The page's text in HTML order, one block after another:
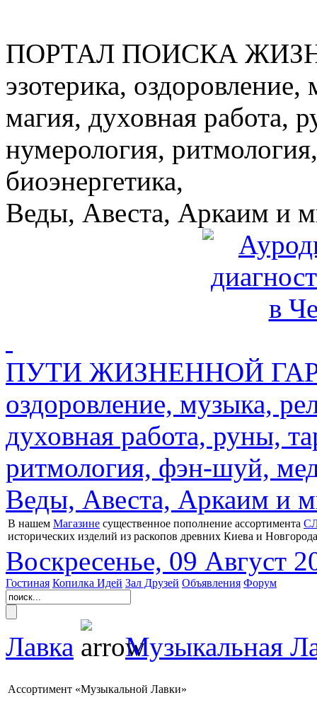
ПОРТАЛ ПОИСКА
эзотерика,
магия, духовная работа,
нумерология,
биоэнергетика,
Веды, Авеста, Аркаим и
ПУТИ ЖИЗНЕННОЙ
оздоровление, музыка,
духовная работа, руны,
ритмология, фэн-шуй,
Веды, Авеста, Аркаим и
В нашем Магазине существенное пополнение ассортимента
исторических изделий из раскопов древних Киева и
Воскресенье, 09 Август
Гостиная Копилка Идей Зал Друзей Объявления Форум
Лавка Музыкальная
Ассортимент «Музыкальной Лавки»